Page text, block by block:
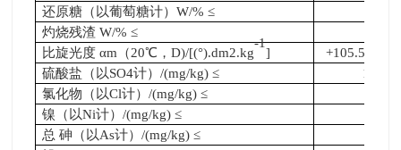
还原糖（以葡萄糖计）W/% ≤
灼烧残渣 W/% ≤
比旋光度 αm（20℃，D)/[(°).dm2.kg
-1
]
+105.5
硫酸盐（以SO4计）/(mg/kg) ≤
100
氯化物（以Cl计）/(mg/kg) ≤
镍（以Ni计）/(mg/kg) ≤
总 砷（以As计）/(mg/kg) ≤